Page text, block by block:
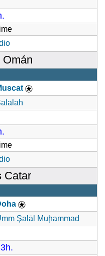
Omán
Catar
Şalāl Muḩammad